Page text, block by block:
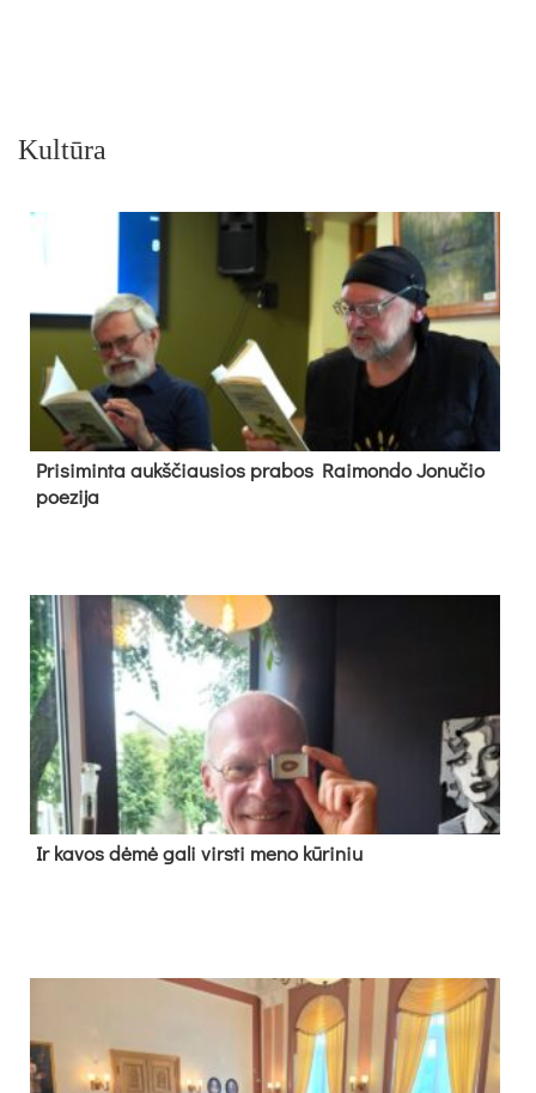
Kultūra
Pri­si­min­ta aukš­čiau­sios pra­bos Rai­mon­do Jo­nu­čio
poe­zi­ja
Ir ka­vos dė­mė ga­li virs­ti me­no kū­ri­niu